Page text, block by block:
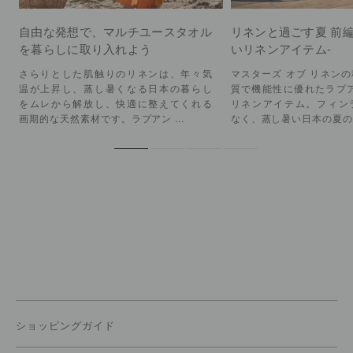
自由な発想で、マルチユースタオル
を暮らしに取り入れよう
さらりとした肌触りのリネンは、年々気
温が上昇し、蒸し暑くなる日本の暮らし
をムレから解放し、快適に整えてくれる
画期的な天然素材です。ラプアン ...
リネンと過ごす夏 前
いリネンアイテム-
マスターズ オブ リネン
質で機能性に優れたラプ
リネンアイテム。フィ
なく、蒸し暑い日本の夏
ショッピングガイド